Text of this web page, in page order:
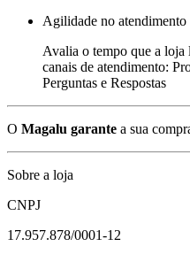
Agilidade no atendimento
Avalia o tempo que a loja
canais de atendimento:
Perguntas e Respostas
O Magalu garante a sua
Sobre a loja
CNPJ
17.957.878/0001-12